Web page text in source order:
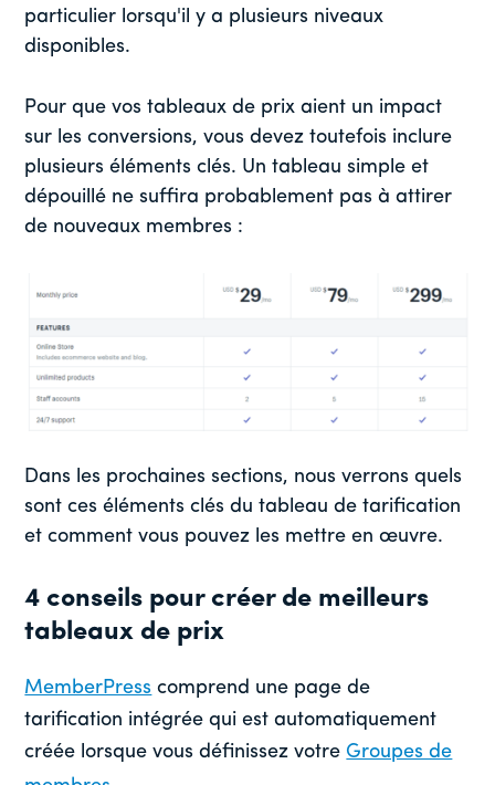
particulier lorsqu'il y a plusieurs niveaux
disponibles.
Pour que vos tableaux de prix aient un impact
sur les conversions, vous devez toutefois inclure
plusieurs éléments clés. Un tableau simple et
dépouillé ne suffira probablement pas à attirer
de nouveaux membres :
Dans les prochaines sections, nous verrons quels
sont ces éléments clés du tableau de tarification
et comment vous pouvez les mettre en œuvre.
4 conseils pour créer de meilleurs
tableaux de prix
MemberPress comprend une page de
tarification intégrée qui est automatiquement
créée lorsque vous définissez votre Groupes de